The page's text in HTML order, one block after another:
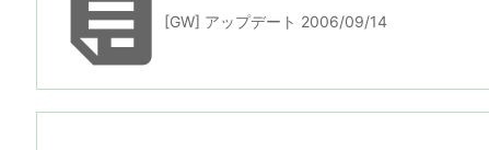
[GW] アップデート 2006/09/14